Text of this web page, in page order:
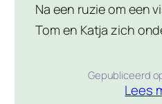
Na een ruzie om een
Tom en Katja zich
voeten weg. Ze
onderaards hol waar
Gepubliceerd
Lees